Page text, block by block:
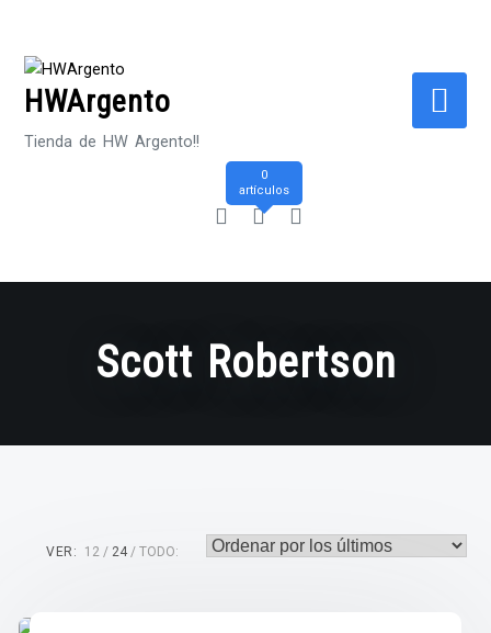
contenido
HWArgento
Tienda de HW Argento!!
0
artículos
Scott Robertson
VER: 12 24 TODO: